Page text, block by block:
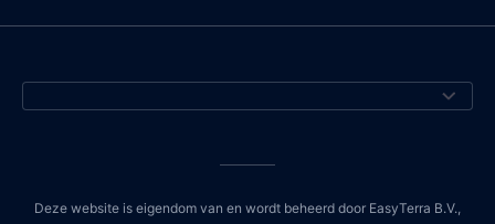
Deze website is eigendom van en wordt beheerd door EasyTerra B.V.,